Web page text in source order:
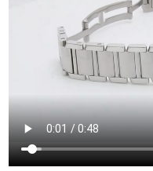
※シリアルナンバーや限定番号
の掲載を控えております。
またお電話でお問い合わせ頂き
※当店では店頭販売も行ってお
メールにてお問い合わせいただ
※アンティーク品やユーズド品